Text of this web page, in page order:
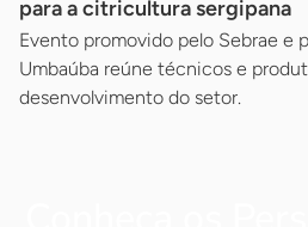
para a citricultura sergipana
Evento promovido pelo Sebrae e
Umbaúba reúne técnicos e
desenvolvimento do setor.